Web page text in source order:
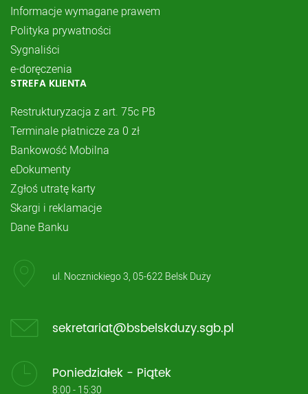
Informacje wymagane prawem
Polityka prywatności
Sygnaliści
e-doręczenia
STREFA KLIENTA
Restrukturyzacja z art. 75c PB
Terminale płatnicze za 0 zł
Bankowość Mobilna
eDokumenty
Zgłoś utratę karty
Skargi i reklamacje
Dane Banku
ul. Nocznickiego 3, 05-622 Belsk Duży
sekretariat@bsbelskduzy.sgb.pl
Poniedziałek - Piątek
8:00 - 15:30